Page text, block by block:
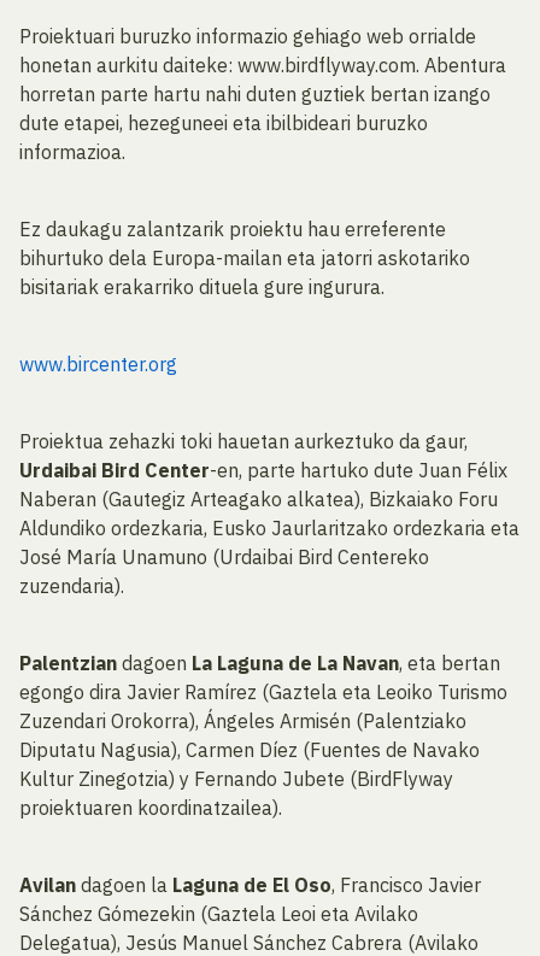
Proiektuari buruzko informazio gehiago web orrialde
honetan aurkitu daiteke: www.birdflyway.com. Abentura
horretan parte hartu nahi duten guztiek bertan izango
dute etapei, hezeguneei eta ibilbideari buruzko
informazioa.
Ez daukagu zalantzarik proiektu hau erreferente
bihurtuko dela Europa-mailan eta jatorri askotariko
bisitariak erakarriko dituela gure ingurura.
www.bircenter.org
Proiektua zehazki toki hauetan aurkeztuko da gaur,
Urdaibai Bird Center-en, parte hartuko dute Juan Félix
Naberan (Gautegiz Arteagako alkatea), Bizkaiako Foru
Aldundiko ordezkaria, Eusko Jaurlaritzako ordezkaria eta
José María Unamuno (Urdaibai Bird Centereko
zuzendaria).
Palentzian dagoen La Laguna de La Navan, eta bertan
egongo dira Javier Ramírez (Gaztela eta Leoiko Turismo
Zuzendari Orokorra), Ángeles Armisén (Palentziako
Diputatu Nagusia), Carmen Díez (Fuentes de Navako
Kultur Zinegotzia) y Fernando Jubete (BirdFlyway
proiektuaren koordinatzailea).
Avilan dagoen la Laguna de El Oso, Francisco Javier
Sánchez Gómezekin (Gaztela Leoi eta Avilako
Delegatua), Jesús Manuel Sánchez Cabrera (Avilako